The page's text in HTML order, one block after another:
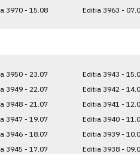
3970 - 15.08
Editia 3963 -
3950 - 23.07
3949 - 22.07
3948 - 21.07
3947 - 19.07
3946 - 18.07
3945 - 17.07
Editia 3943 -
Editia 3942 -
Editia 3941 -
Editia 3940 -
Editia 3939 -
Editia 3938 -